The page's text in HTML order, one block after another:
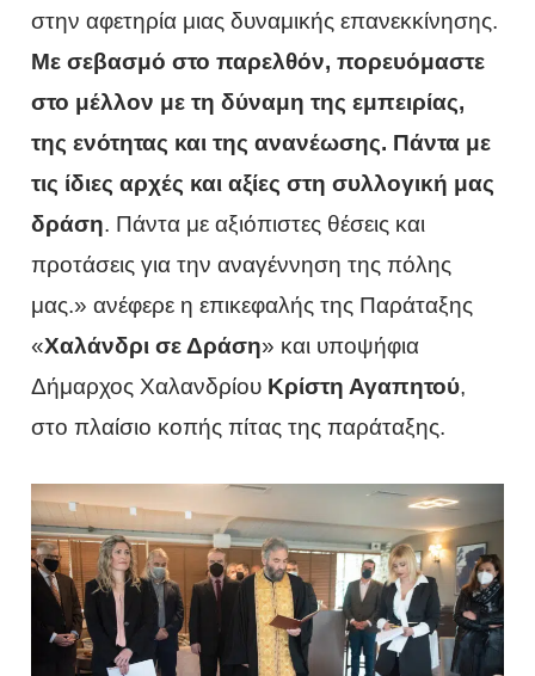
στην αφετηρία μιας δυναμικής επανεκκίνησης.
Με σεβασμό στο παρελθόν, πορευόμαστε
στο μέλλον με τη δύναμη της εμπειρίας,
της ενότητας και της ανανέωσης. Πάντα με
τις ίδιες αρχές και αξίες στη συλλογική μας
δράση. Πάντα με αξιόπιστες θέσεις και
προτάσεις για την αναγέννηση της πόλης
μας.» ανέφερε η επικεφαλής της Παράταξης
«Χαλάνδρι σε Δράση» και υποψήφια
Δήμαρχος Χαλανδρίου Κρίστη Αγαπητού,
στο πλαίσιο κοπής πίτας της παράταξης.